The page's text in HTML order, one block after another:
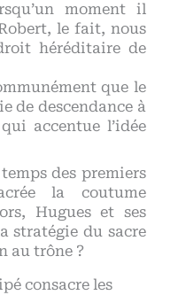
moment il
le fait, nous
héréditaire de
que le
de descendance à
accentue l’idée
temps des premiers
la coutume
Hugues et ses
stratégie du sacre
au trône ?
consacre les